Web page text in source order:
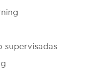
supervisadas